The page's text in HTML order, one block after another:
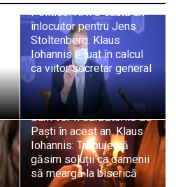
Politico: NATO caută un
înlocuitor pentru Jens
Stoltenberg. Klaus
Iohannis e luat în calcul
ca viitor secretar general
Cum vor fi sărbătorile de
Paști în acest an. Klaus
Iohannis: Trebuie să
găsim soluții ca oamenii
să meargă la biserică